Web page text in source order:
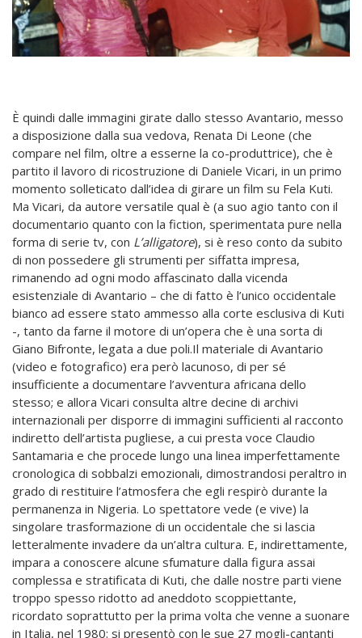
È quindi dalle immagini girate dallo stesso Avantario, messo
a disposizione dalla sua vedova, Renata Di Leone (che
compare nel film, oltre a esserne la co-produttrice), che è
partito il lavoro di ricostruzione di Daniele Vicari, in un primo
momento solleticato dall’idea di girare un film su Fela Kuti.
Ma Vicari, da autore versatile qual è (a suo agio tanto con il
documentario quanto con la fiction, sperimentata pure nella
forma di serie tv, con L’alligatore), si è reso conto da subito
di non possedere gli strumenti per siffatta impresa,
rimanendo ad ogni modo affascinato dalla vicenda
esistenziale di Avantario – che di fatto è l’unico occidentale
bianco ad essere stato ammesso alla corte esclusiva di Kuti
-, tanto da farne il motore di un’opera che è una sorta di
Giano Bifronte, legata a due poli.Il materiale di Avantario
(video e fotografico) era però lacunoso, di per sé
insufficiente a documentare l’avventura africana dello
stesso; e allora Vicari consulta altre decine di archivi
internazionali per disporre di immagini sufficienti al racconto
indiretto dell’artista pugliese, a cui presta voce Claudio
Santamaria e che procede lungo una linea imperfettamente
cronologica di sobbalzi emozionali, dimostrandosi peraltro in
grado di restituire l’atmosfera che egli respirò durante la
permanenza in Nigeria. Lo spettatore vede (e vive) la
singolare trasformazione di un occidentale che si lascia
letteralmente invadere da un’altra cultura. E, indirettamente,
impara a conoscere alcune sfumature dalla figura assai
complessa e stratificata di Kuti, che dalle nostre parti viene
troppo spesso ridotto ad aneddoto scoppiettante,
ricordato soprattutto per la prima volta che venne a suonare
in Italia, nel 1980: si presentò con le sue 27 mogli-cantanti